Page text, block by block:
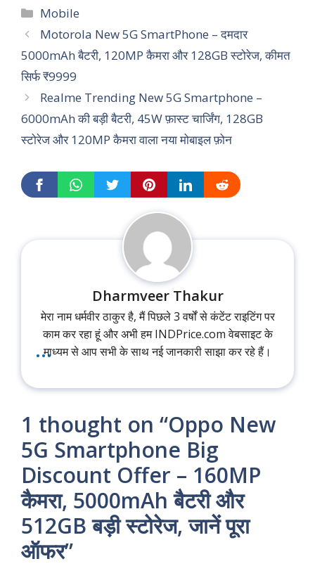
Categories
Mobile
Motorola New 5G SmartPhone – दमदार
5000mAh बैटरी, 120MP कैमरा और 128GB स्टोरेज, कीमत
सिर्फ ₹9999
Realme Trending New 5G Smartphone –
6000mAh की बड़ी बैटरी, 45W फ़ास्ट चार्जिंग, 128GB
स्टोरेज और 120MP कैमरा वाला नया मोबाइल फ़ोन
Dharmveer Thakur
मेरा नाम धर्मवीर ठाकुर है, मैं पिछले 3 वर्षों से कंटेंट राइटिंग पर
काम कर रहा हूं और अभी हम INDPrice.com वेबसाइट के
माध्यम से आप सभी के साथ नई जानकारी साझा कर रहे हैं।
...
1 thought on “Oppo New
5G Smartphone Big
Discount Offer – 160MP
कैमरा, 5000mAh बैटरी और
512GB बड़ी स्टोरेज, जानें पूरा
ऑफर”